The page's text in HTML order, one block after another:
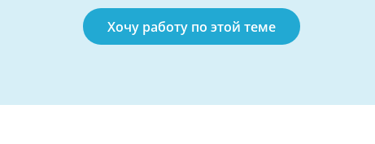
Хочу работу по этой теме